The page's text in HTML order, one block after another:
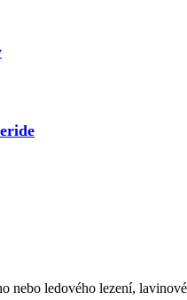
nebo ledového lezení,